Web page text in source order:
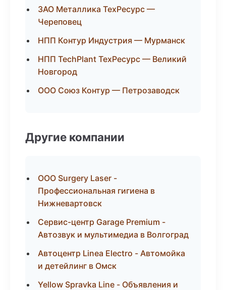
ЗАО Металлика ТехРесурс —
Череповец
НПП Контур Индустрия — Мурманск
НПП TechPlant ТехРесурс — Великий
Новгород
ООО Союз Контур — Петрозаводск
Другие компании
ООО Surgery Laser -
Профессиональная гигиена в
Нижневартовск
Сервис-центр Garage Premium -
Автозвук и мультимедиа в Волгоград
Автоцентр Linea Electro - Автомойка
и детейлинг в Омск
Yellow Spravka Line - Объявления и